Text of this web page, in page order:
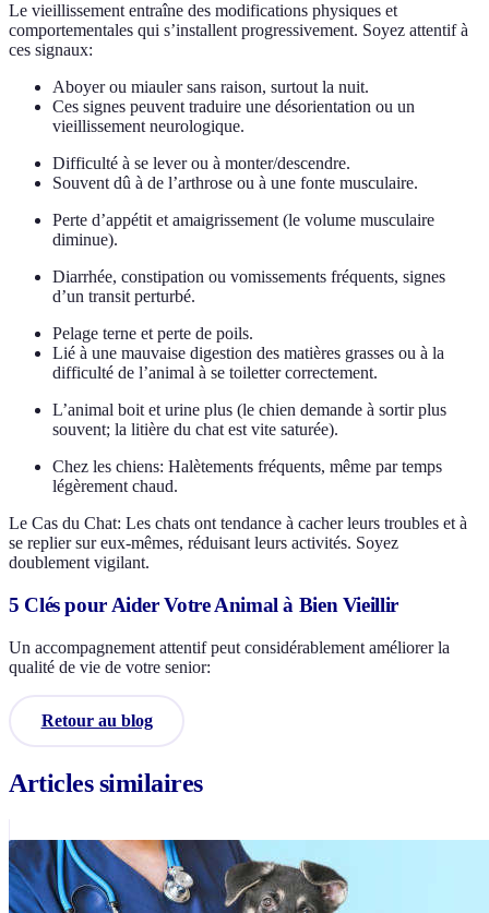
Le vieillissement entraîne des modifications physiques et
comportementales qui s’installent progressivement. Soyez attentif à
ces signaux:
Aboyer ou miauler sans raison, surtout la nuit.
Ces signes peuvent traduire une désorientation ou un
vieillissement neurologique.
Difficulté à se lever ou à monter/descendre.
Souvent dû à de l’arthrose ou à une fonte musculaire.
Perte d’appétit et amaigrissement (le volume musculaire
diminue).
Diarrhée, constipation ou vomissements fréquents, signes
d’un transit perturbé.
Pelage terne et perte de poils.
Lié à une mauvaise digestion des matières grasses ou à la
difficulté de l’animal à se toiletter correctement.
L’animal boit et urine plus (le chien demande à sortir plus
souvent; la litière du chat est vite saturée).
Chez les chiens: Halètements fréquents, même par temps
légèrement chaud.
Le Cas du Chat: Les chats ont tendance à cacher leurs troubles et à
se replier sur eux-mêmes, réduisant leurs activités. Soyez
doublement vigilant.
5 Clés pour Aider Votre Animal à Bien Vieillir
Un accompagnement attentif peut considérablement améliorer la
qualité de vie de votre senior:
Retour au blog
Articles similaires